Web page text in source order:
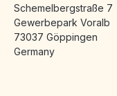
Schemelbergstraße 7
Gewerbepark Voralb
73037 Göppingen
Germany